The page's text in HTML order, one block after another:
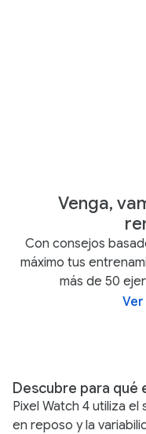
Venga,
Con consejos
máximo tus
más de 50
Descubre para
Pixel Watch 4 utiliza
en reposo y la